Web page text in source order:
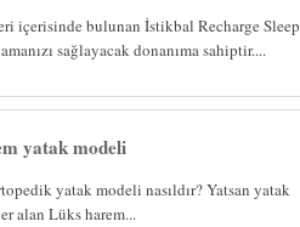
içerisinde bulunan İstikbal Recharge Sleep
sağlayacak donanıma sahiptir....
yatak modeli
yatak modeli nasıldır? Yatsan yatak
alan Lüks harem...